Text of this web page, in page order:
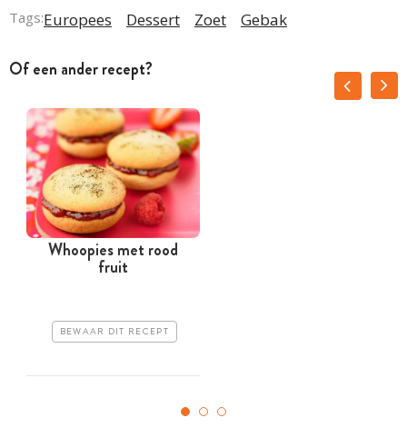
Tags:Europees Dessert Zoet Gebak
Of een ander recept?
Whoopies met rood
fruit
BEWAAR DIT RECEPT